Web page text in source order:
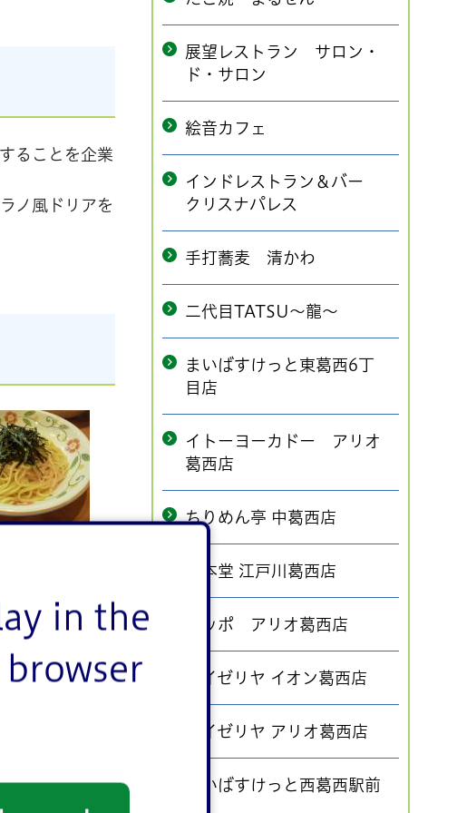
in the
browser
ることを企業
ノ風ドリアを
展望レストラン サロン・
ド・サロン
絵音カフェ
インドレストラン＆バー
クリスナパレス
手打蕎麦 清かわ
二代目TATSU～龍～
まいばすけっと東葛西6丁
目店
イトーヨーカドー アリオ
葛西店
ちりめん亭 中葛西店
一本堂 江戸川葛西店
ポッポ アリオ葛西店
サイゼリヤ イオン葛西店
サイゼリヤ アリオ葛西店
まいばすけっと西葛西駅前